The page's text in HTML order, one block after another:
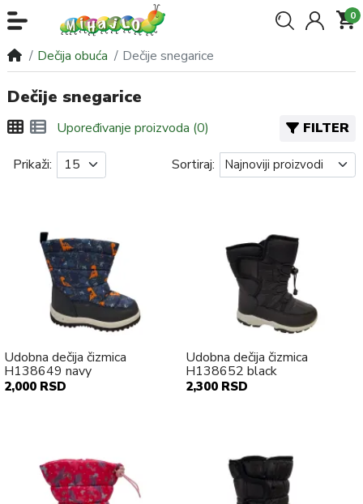
0
Dečija obuća Dečije snegarice
Dečije snegarice
FILTER
Upoređivanje proizvoda (0)
Udobna dečija čizmica
H138649 navy
2,000 RSD
Udobna dečija čizmica
H138652 black
2,300 RSD
Prikaži: Sortiraj: